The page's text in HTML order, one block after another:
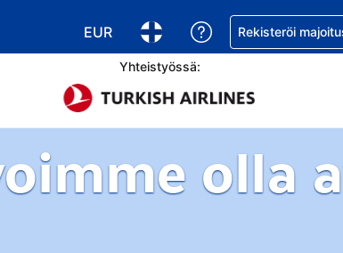
EUR
Valitse valuutta. Tämänhetkinen
Valitse kieli. Tämänhetkinen
Pyydä apua
Rekisteröi
Yhteistyössä:
olla